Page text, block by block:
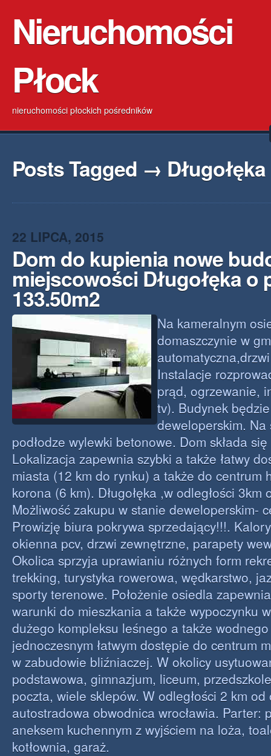
Nieruchomości
Płock
nieruchomości płockich pośredników
Posts Tagged → Długołęka
22 LIPCA, 2015
Dom do kupienia nowe
miejscowości Długołęka o
133.50m2
Na kameralnym
domaszczynie w
Instalacje
prąd, ogrzewanie,
tv). Budynek
deweloperskim.
podłodze wylewki betonowe. Dom składa
Lokalizacja zapewnia szybki a także łatwy
miasta (12 km do rynku) a także do centrum
korona (6 km). Długołęka ,w odległości 3km
Możliwość zakupu w stanie deweloperskim-
Prowizję biura pokrywa sprzedający!!!.
okienna pcv, drzwi zewnętrzne, parapety
Okolica sprzyja uprawianiu różnych form
trekking, turystyka rowerowa, wędkarstwo,
sporty terenowe. Położenie osiedla
warunki do mieszkania a także wypoczynku
dużego kompleksu leśnego a także
jednoczesnym łatwym dostępie do centrum
w zabudowie bliźniaczej. W okolicy
podstawowa, gimnazjum, liceum,
poczta, wiele sklepów. W odległości 2 km
autostradowa obwodnica wrocławia. Parter:
aneksem kuchennym z wyjściem na loża,
kotłownia, garaż.